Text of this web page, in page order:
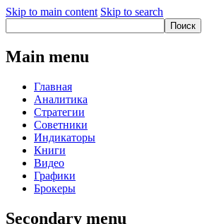
Skip to main content Skip to search
Main menu
Главная
Аналитика
Стратегии
Советники
Индикаторы
Книги
Видео
Графики
Брокеры
Secondary menu